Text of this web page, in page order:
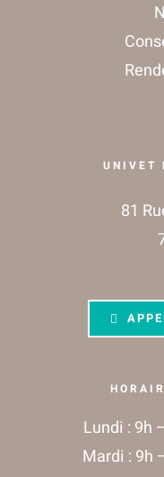
UNIVET
81
Lundi : 9h
Mardi : 9h